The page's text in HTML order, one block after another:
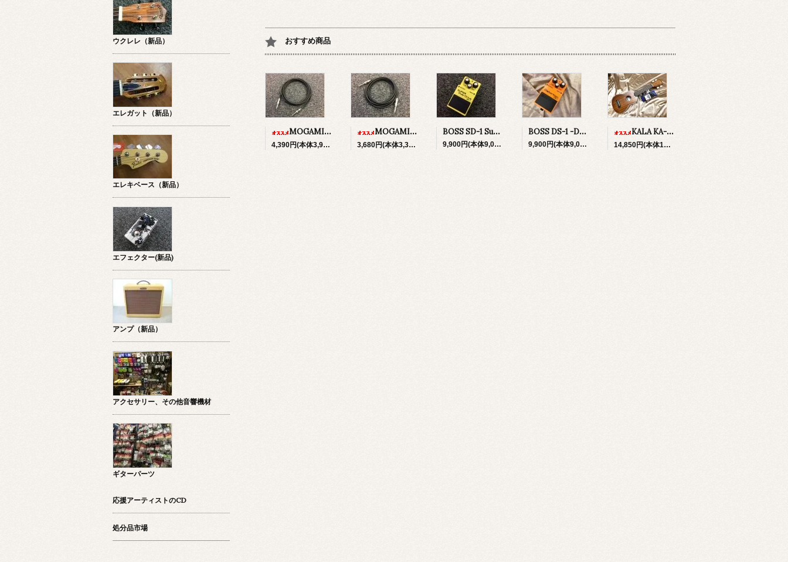
おすすめ商品
MOGAMI No,2524 w/Switchcraft 280 プラグ 5M 日本全国送料無料！
4,390円(本体3,991円、税399円)
MOGAMI No,2524 w/Switchcraft 280 プラグ 3M 日本全国送料無料！
3,680円(本体3,345円、税335円)
BOSS SD-1 Super Over Drive
9,900円(本体9,000円、税900円)
BOSS DS-1 -Distortion-
9,900円(本体9,000円、税900円)
KALA KA-S ソプラノ・ウクレレ ＆初心者セット（チューナー、ストラップボタン×2、ソフトケース）
14,850円(本体13,500円、税1,350円)
ウクレレ（新品）
エレガット（新品）
エレキベース（新品）
エフェクター(新品)
アンプ（新品）
アクセサリー、その他音響機材
ギターパーツ
応援アーティストのCD
処分品市場